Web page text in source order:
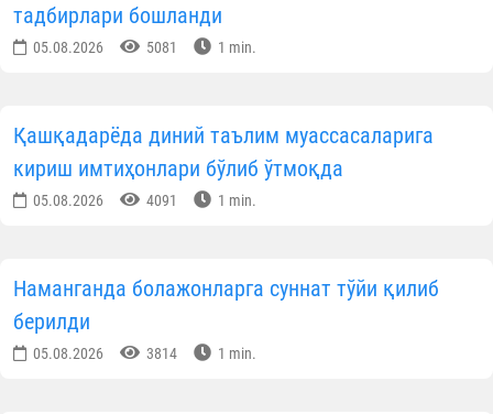
тадбирлари бошланди
05.08.2026 5081 1 min.
Қашқадарёда диний таълим муассасаларига
кириш имтиҳонлари бўлиб ўтмоқда
05.08.2026 4091 1 min.
Наманганда болажонларга суннат тўйи қилиб
берилди
05.08.2026 3814 1 min.